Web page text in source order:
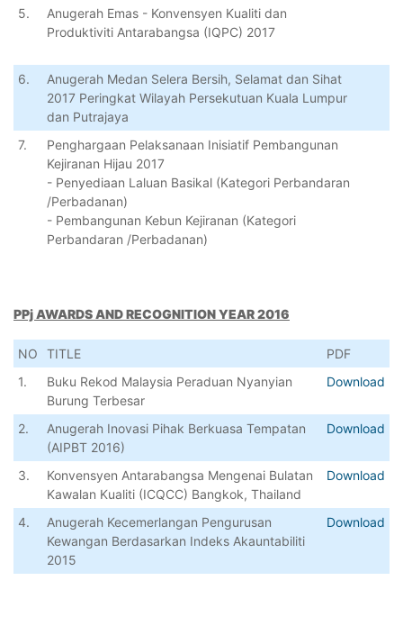
5.
Anugerah Emas - Konvensyen Kualiti dan
Produktiviti Antarabangsa (IQPC) 2017
6.
Anugerah Medan Selera Bersih, Selamat dan Sihat
2017 Peringkat Wilayah Persekutuan Kuala Lumpur
dan Putrajaya
7.
Penghargaan Pelaksanaan Inisiatif Pembangunan
Kejiranan Hijau 2017
- Penyediaan Laluan Basikal (Kategori Perbandaran
/Perbadanan)
- Pembangunan Kebun Kejiranan (Kategori
Perbandaran /Perbadanan)
PPj AWARDS AND RECOGNITION YEAR 2016
NO TITLE
PDF
1.
Buku Rekod Malaysia Peraduan Nyanyian
Burung Terbesar
Download
2.
Anugerah Inovasi Pihak Berkuasa Tempatan
(AIPBT 2016)
Download
3.
Konvensyen Antarabangsa Mengenai Bulatan
Kawalan Kualiti (ICQCC) Bangkok, Thailand
Download
4.
Anugerah Kecemerlangan Pengurusan
Kewangan Berdasarkan Indeks Akauntabiliti
2015
Download